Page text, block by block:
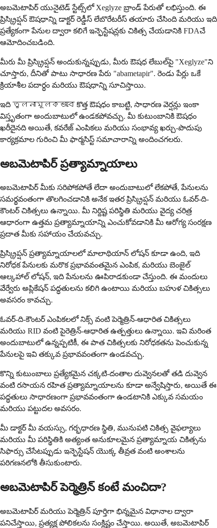
అబమెటాపిర్ యునైటెడ్ స్టేట్స్‌లో Xeglyze బ్రాండ్ పేరుతో లభిస్తుంది. ఈ
ప్రిస్క్రిప్షన్ ఔషధాన్ని డాక్టర్ రెడ్డీస్ లేబొరేటరీస్ తయారు చేసింది మరియు ఇది
ప్రత్యేకంగా పేనుల ద్వారా కలిగే ఇన్ఫెస్టేషన్లకు చికిత్స చేయడానికి FDAచే
ఆమోదించబడింది.
మీరు మీ ప్రిస్క్రిప్షన్ అందుకున్నప్పుడు, మీరు ఔషధ లేబుల్‌పై "Xeglyze"ని
చూస్తారు, దీనితో పాటు సాధారణ పేరు "abametapir". రెండు పేర్లు ఒకే
క్రియాశీల పదార్ధం మరియు ఔషధాన్ని సూచిస్తాయి.
ఇది তুলনামূলকভাবে కొత్త ఔషధం కాబట్టి, సాధారణ వెర్షన్లు ఇంకా
విస్తృతంగా అందుబాటులో ఉండకపోవచ్చు. మీ కుటుంబానికి ఔషధం
ఖరీదైనది అయితే, కవరేజ్ ఎంపికలు మరియు సంభావ్య ఖర్చు-పొదుపు
కార్యక్రమాల గురించి మీ ఫార్మసిస్ట్ సమాచారాన్ని అందించగలరు.
అబమెటాపిర్ ప్రత్యామ్నాయాలు
అబమెటాపిర్ మీకు సరిపోకపోతే లేదా అందుబాటులో లేకపోతే, పేనులను
సమర్థవంతంగా తొలగించడానికి అనేక ఇతర ప్రిస్క్రిప్షన్ మరియు ఓవర్-ది-
కౌంటర్ చికిత్సలు ఉన్నాయి. మీ నిర్దిష్ట పరిస్థితి మరియు వైద్య చరిత్ర
ఆధారంగా ఉత్తమ ప్రత్యామ్నాయాన్ని ఎంచుకోవడానికి మీ ఆరోగ్య సంరక్షణ
ప్రదాత మీకు సహాయం చేయవచ్చు.
ప్రిస్క్రిప్షన్ ప్రత్యామ్నాయాలలో మాలాథియాన్ లోషన్ కూడా ఉంది, ఇది
నిరోధక పేనులకు మరొక ప్రభావవంతమైన ఎంపిక, మరియు బెంజైల్
ఆల్కహాల్ లోషన్, ఇది పేనులను ఊపిరాడకుండా చేస్తుంది. ఈ మందులు
వేర్వేరు అప్లికేషన్ పద్ధతులను కలిగి ఉంటాయి మరియు బహుళ చికిత్సలు
అవసరం కావచ్చు.
ఓవర్-ది-కౌంటర్ ఎంపికలలో నిక్స్ వంటి పెర్మెత్రిన్-ఆధారిత చికిత్సలు
మరియు RID వంటి పైరెత్రిన్-ఆధారిత ఉత్పత్తులు ఉన్నాయి. ఇవి మరింత
అందుబాటులో ఉన్నప్పటికీ, ఈ పాత చికిత్సలకు నిరోధకతను పెంచుకున్న
పేనులపై ఇవి తక్కువ ప్రభావవంతంగా ఉండవచ్చు.
కొన్ని కుటుంబాలు ప్రత్యేకమైన చక్కటి-దంతాల దువ్వెనలతో తడి దువ్వెన
వంటి రసాయన రహిత ప్రత్యామ్నాయాలను కూడా అన్వేషిస్తారు, అయితే ఈ
పద్ధతులు సాధారణంగా ప్రభావవంతంగా ఉండటానికి ఎక్కువ సమయం
మరియు పట్టుదల అవసరం.
మీ డాక్టర్ మీ వయస్సు, గర్భధారణ స్థితి, మునుపటి చికిత్స వైఫల్యాలు
మరియు మీ పరిస్థితికి అత్యంత అనుకూలమైన ప్రత్యామ్నాయ చికిత్సను
సిఫార్సు చేసేటప్పుడు ఇన్ఫెస్టేషన్ యొక్క తీవ్రత వంటి అంశాలను
పరిగణనలోకి తీసుకుంటారు.
అబమెటాపిర్ పెర్మెత్రిన్ కంటే మంచిదా?
అబమెటాపిర్ మరియు పెర్మెత్రిన్ పూర్తిగా భిన్నమైన విధానాల ద్వారా
పనిచేస్తాయి, ప్రత్యక్ష పోలికలను సంక్లిష్టం చేస్తాయి. అయితే, అబమెటాపిర్